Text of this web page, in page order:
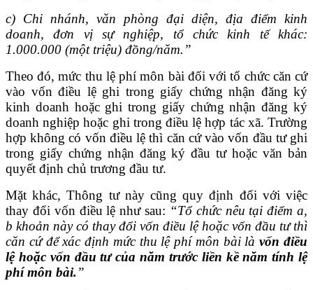
c) Chi nhánh, văn phòng đại diện, địa điểm kinh
doanh, đơn vị sự nghiệp, tổ chức kinh tế khác:
1.000.000 (một triệu) đồng/năm.”
Theo đó, mức thu lệ phí môn bài đối với tổ chức căn cứ
vào vốn điều lệ ghi trong giấy chứng nhận đăng ký
kinh doanh hoặc ghi trong giấy chứng nhận đăng ký
doanh nghiệp hoặc ghi trong điều lệ hợp tác xã. Trường
hợp không có vốn điều lệ thì căn cứ vào vốn đầu tư ghi
trong giấy chứng nhận đăng ký đầu tư hoặc văn bản
quyết định chủ trương đầu tư.
Mặt khác, Thông tư này cũng quy định đối với việc
thay đổi vốn điều lệ như sau: “Tổ chức nêu tại điểm a,
b khoản này có thay đổi vốn điều lệ hoặc vốn đầu tư thì
căn cứ để xác định mức thu lệ phí môn bài làvốn điều
lệ hoặc vốn đầu tư của năm trước liền kề năm tính lệ
phí môn bài.”